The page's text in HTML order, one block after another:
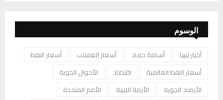
الوسوم
أخبار ليبيا أسامة حماد أسعار العملات
أسعار النفط
أسعار النفط العالمية
اقتصاد
الأحوال الجوية
الأرصاد الجوية
الأزمة الليبية
الأمم المتحدة